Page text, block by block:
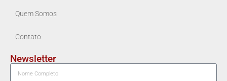
Quem Somos
Contato
Newsletter